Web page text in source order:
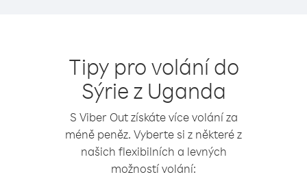
Tipy pro volání do
Sýrie z Uganda
S Viber Out získáte více volání za
méně peněz. Vyberte si z některé z
našich flexibilních a levných
možností volání: